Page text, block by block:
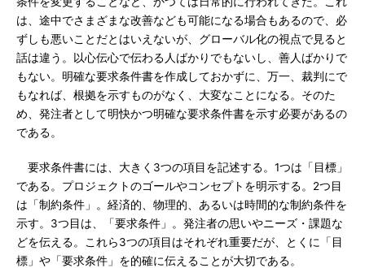
は、途中でさまざまな改善なども可能になる場合もあるので、必
ずしも悪いことだとはいえないが、グローバル化の視点で見ると
話は違う。以心伝心で伝わる人ばかりでもないし、善人ばかりで
もない。明確な要求条件書を作成しておかずに、万一、裁判にで
もなれば、根拠を示すものがなく、大変なことになる。そのた
め、発注者として明快かつ明確な要求条件書を示す必要があるの
である。
要求条件書には、大きく3つの項目を記述する。1つは「目標」
である。プロジェクトのゴールやコンセプトを明示する。2つ目
は「制約条件」。経済的、物理的、あるいは時間的な制約条件を
示す。3つ目は、「要求条件」。発注者の思いやニーズ・課題な
どを伝える。これら3つの項目はそれぞれ重要だが、とくに「目
標」や「要求条件」を的確に伝えることが大切である。